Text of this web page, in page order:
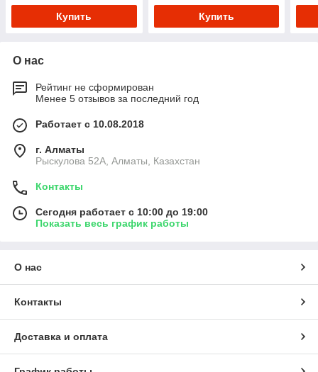
Купить Купить
О нас
Рейтинг не сформирован
Менее 5 отзывов за последний год
Работает с 10.08.2018
г. Алматы
Рыскулова 52А, Алматы, Казахстан
Контакты
Сегодня работает с 10:00 до 19:00
Показать весь график работы
О нас
Контакты
Доставка и оплата